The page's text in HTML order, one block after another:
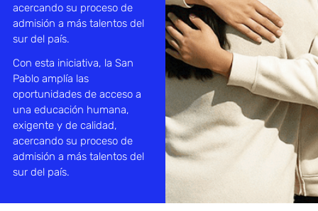
acercando su proceso de
admisión a más talentos del
sur del país.
Con esta iniciativa, la San
Pablo amplía las
oportunidades de acceso a
una educación humana,
exigente y de calidad,
acercando su proceso de
admisión a más talentos del
sur del país.